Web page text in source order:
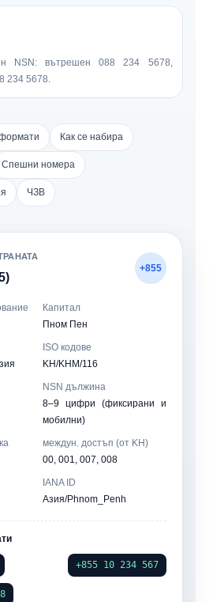
NSN: вътрешен088 234 5678,
234 5678.
Как се набира
Спешни номера
ЧЗВ
+855
Капитал
Пном Пен
ISO кодове
KH/KHM/116
NSN дължина
8–9 цифри (фиксирани и
мобилни)
междун. достъп (от KH)
00, 001, 007, 008
IANA ID
Азия/Phnom_Penh
+855 10 234 567